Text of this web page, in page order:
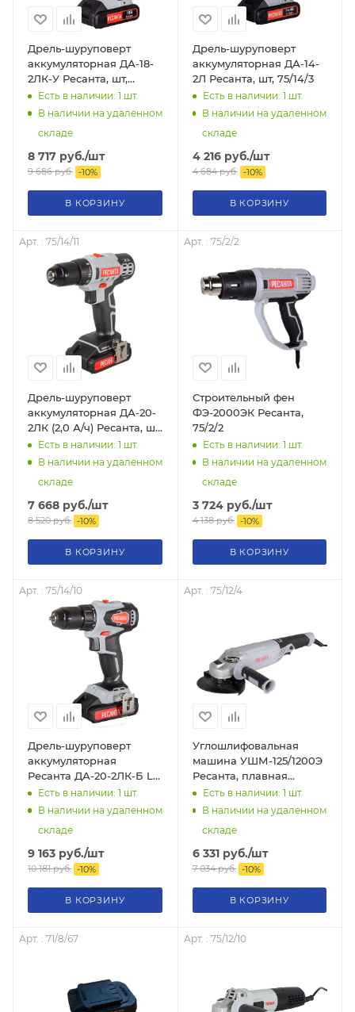
Дрель-шуруповерт
аккумуляторная ДА-18-
2ЛК-У Ресанта, шт,
75/14/6
Есть в наличии: 1 шт.
В наличии на удаленном
складе
8 717 руб./шт
9 686руб. -10%
В КОРЗИНУ
Дрель-шуруповерт
аккумуляторная ДА-14-
2Л Ресанта, шт, 75/14/3
Есть в наличии: 1 шт.
В наличии на удаленном
складе
4 216руб./шт
4 684руб. -10%
В КОРЗИНУ
Арт. : 75/14/11
Дрель-шуруповерт
аккумуляторная ДА-20-
2ЛК (2,0 А/ч) Ресанта, шт,
75/14/11
Есть в наличии: 1 шт.
В наличии на удаленном
складе
7 668 руб./шт
8 520руб. -10%
В КОРЗИНУ
Арт. : 75/2/2
Строительный фен
ФЭ-2000ЭК Ресанта,
75/2/2
Есть в наличии: 1 шт.
В наличии на удаленном
складе
3 724руб./шт
4 138руб. -10%
В КОРЗИНУ
Арт. : 75/14/10
Дрель-шуруповерт
аккумуляторная
Ресанта ДА-20-2ЛК-Б Li-
ion ЕА+, 55Нм кейс
(бесщеточный
Есть в наличии: 1 шт.
В наличии на удаленном
складе
9 163 руб./шт
10 181руб. -10%
В КОРЗИНУ
Арт. : 75/12/4
Углошлифовальная
машина УШМ-125/1200Э
Ресанта, плавная
регулировка скорости, (
болгарка ), 75/12/4
Есть в наличии: 1 шт.
В наличии на удаленном
складе
6 331руб./шт
7 034руб. -10%
В КОРЗИНУ
Арт. : 71/8/67 Арт. : 75/12/10